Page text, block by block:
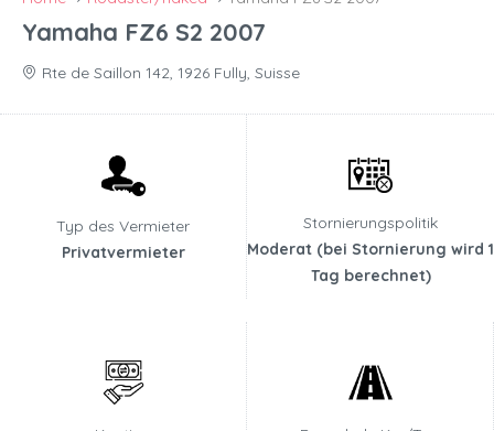
Yamaha FZ6 S2 2007
Rte de Saillon 142, 1926 Fully, Suisse
Typ des Vermieter
Privatvermieter
Stornierungspolitik
Moderat (bei Stornierung wird 1
Tag berechnet)